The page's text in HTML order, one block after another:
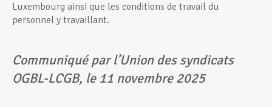
Luxembourg ainsi que les conditions de travail du
personnel y travaillant.
Communiqué par l’Union des syndicats
OGBL-LCGB, le 11 novembre 2025